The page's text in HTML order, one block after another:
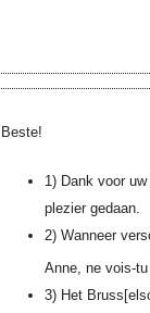
Beste!
1) Dank voor uw
plezier gedaan.
2) Wanneer
Anne, ne vois-tu
3) Het